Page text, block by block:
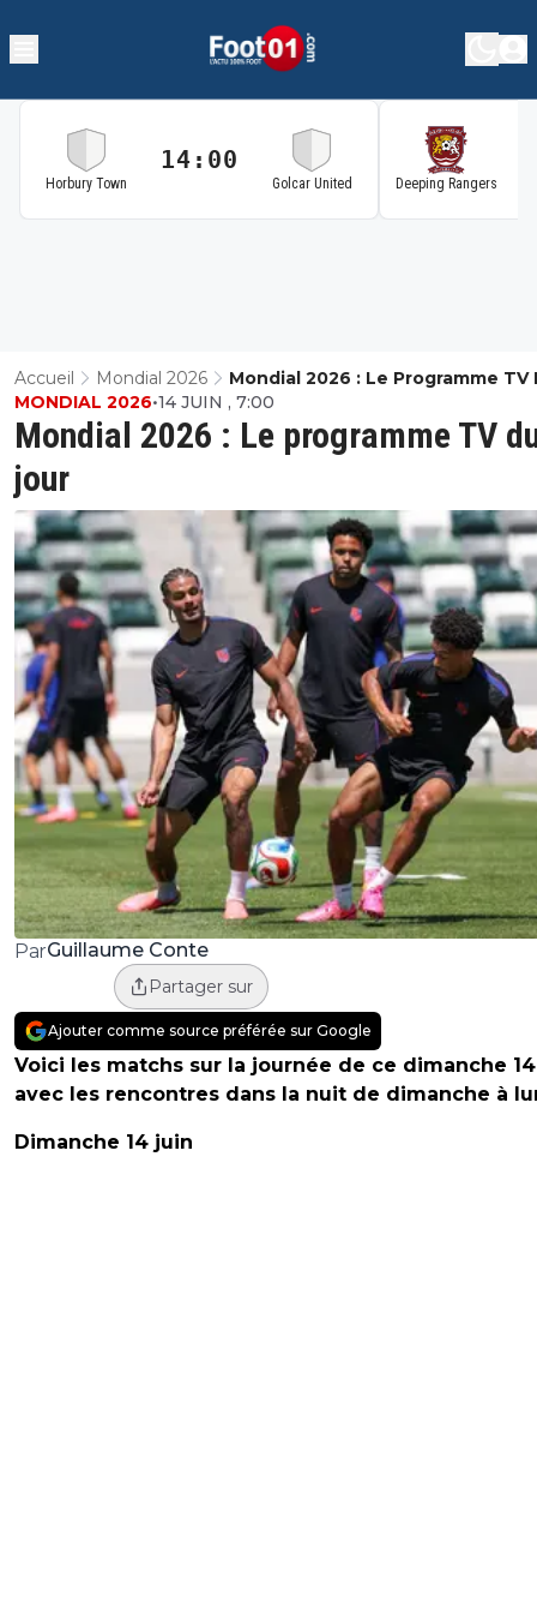
Horbury Town
14:00
Golcar United Deeping Rangers
Accueil Mondial 2026
Mondial 2026 : Le Programme TV
Jour
Mondial 2026 : Le programme TV
jour
MONDIAL 2026•14 JUIN , 7:00
ParGuillaume Conte
Partager sur
Ajouter comme source préférée sur Google
Voici les matchs sur la journée de ce dimanche
avec les rencontres dans la nuit de dimanche à
Dimanche 14 juin